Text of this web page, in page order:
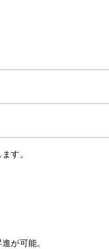
す。
が可能。